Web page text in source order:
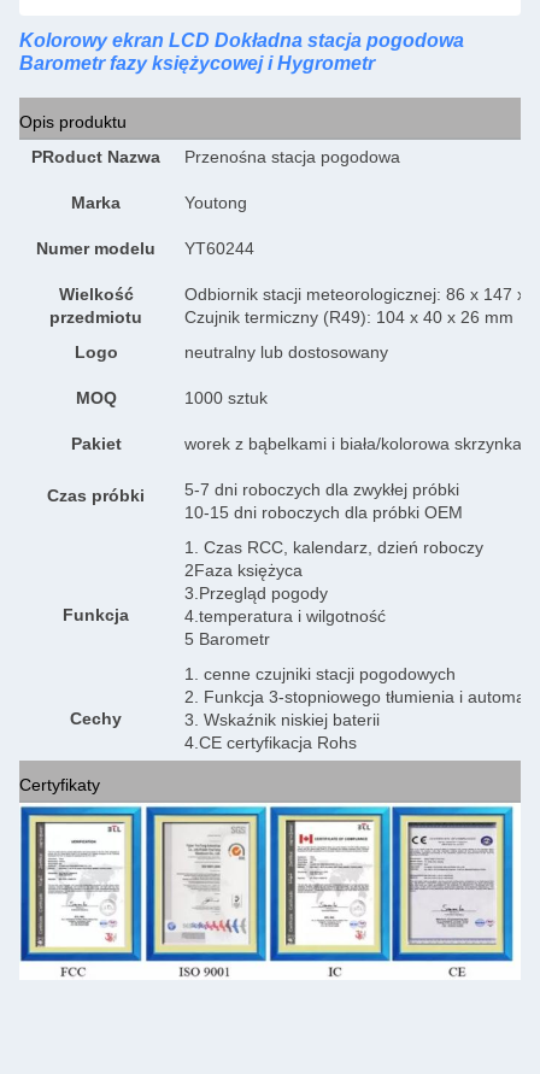
Kolorowy ekran LCD Dokładna stacja pogodowa
Barometr fazy księżycowej i Hygrometr
Opis produktu
PRoduct Nazwa Przenośna stacja pogodowa
Marka Youtong
Numer modelu YT60244
Wielkość
przedmiotu
Odbiornik stacji meteorologicznej: 86 x 147 x
Czujnik termiczny (R49): 104 x 40 x 26 mm
Logo
neutralny lub dostosowany
MOQ 1000 sztuk
Pakiet worek z bąbelkami i biała/kolorowa skrzynka
Czas próbki
5-7 dni roboczych dla zwykłej próbki
10-15 dni roboczych dla próbki OEM
Funkcja
1. Czas RCC, kalendarz, dzień roboczy
2Faza księżyca
3.Przegląd pogody
4.temperatura i wilgotność
5 Barometr
Cechy
1. cenne czujniki stacji pogodowych
2. Funkcja 3-stopniowego tłumienia i
3. Wskaźnik niskiej baterii
4.CE certyfikacja Rohs
Certyfikaty